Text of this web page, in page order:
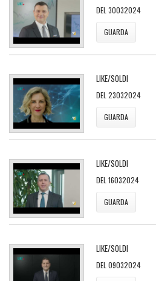
DEL 30032024
GUARDA
LIKE/SOLDI
DEL 23032024
GUARDA
LIKE/SOLDI
DEL 16032024
GUARDA
LIKE/SOLDI
DEL 09032024